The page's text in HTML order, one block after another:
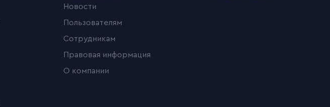
Новости
Пользователям
Сотрудникам
Правовая информация
О компании